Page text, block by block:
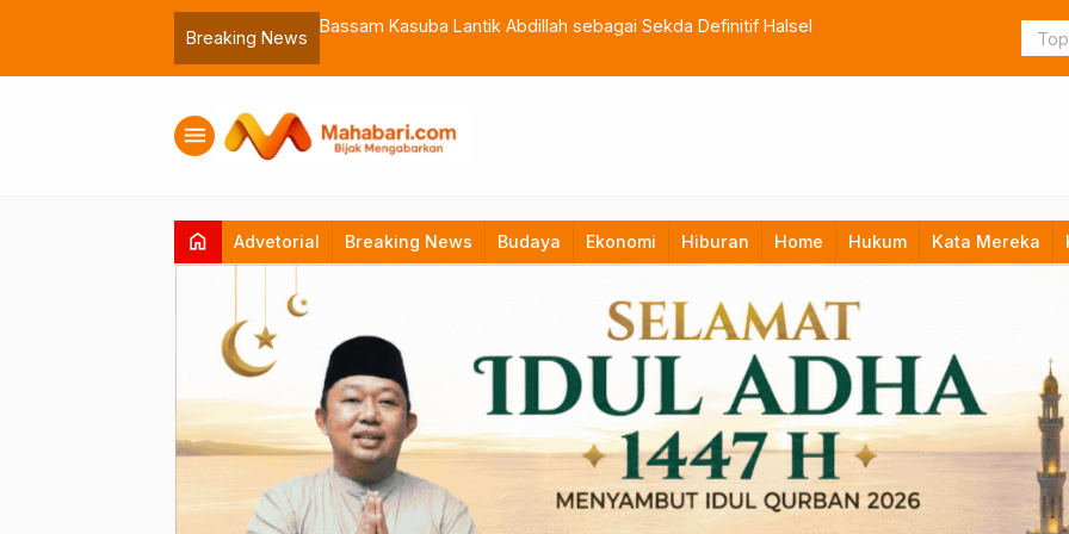
Breaking News
Bassam Kasuba Lantik Abdillah sebagai Sekda Definitif Halsel TNI
menu
home Advetorial Breaking News Budaya Ekonomi Hiburan Home Hukum Kata Mereka